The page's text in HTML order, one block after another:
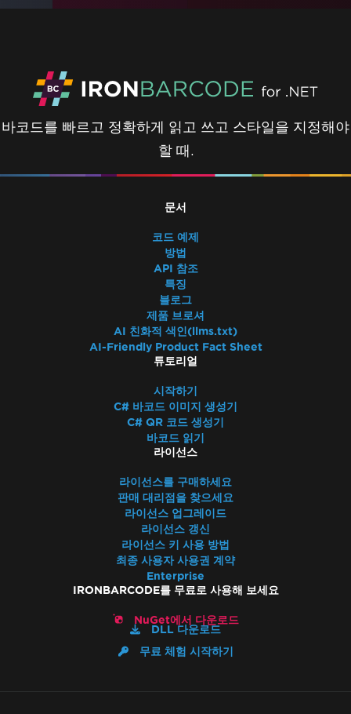
바코드를 빠르고 정확하게 읽고 쓰고 스타일을 지정해야
할 때.
문서
코드 예제
방법
API 참조
특징
블로그
제품 브로셔
AI 친화적 색인(llms.txt)
AI-Friendly Product Fact Sheet
튜토리얼
시작하기
C# 바코드 이미지 생성기
C# QR 코드 생성기
바코드 읽기
라이선스
라이선스를 구매하세요
판매 대리점을 찾으세요
라이선스 업그레이드
라이선스 갱신
라이선스 키 사용 방법
최종 사용자 사용권 계약
Enterprise
IRONBARCODE를 무료로 사용해 보세요
NuGet에서 다운로드
DLL 다운로드
무료 체험 시작하기